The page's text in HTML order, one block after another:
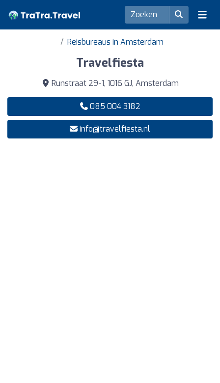
Reisbureaus in Amsterdam
Travelfiesta
Runstraat 29-1, 1016 GJ, Amsterdam
085 004 3182
info@travelfiesta.nl